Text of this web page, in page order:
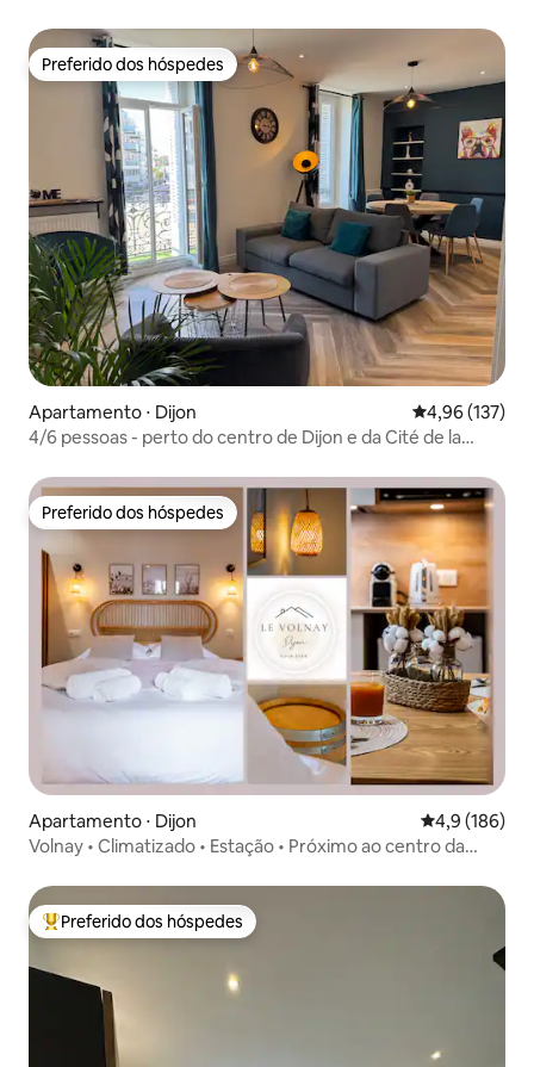
Preferido dos hóspedes
Preferido dos hóspedes
Apartamento ⋅ Dijon 4,96 de uma
4,96 (137)
4/6 pessoas - perto do centro de Dijon e da Cité de la
Preferido dos hóspedes
Preferido dos hóspedes
Apartamento ⋅ Dijon 4,9 de uma
4,9 (186)
Volnay • Climatizado • Estação • Próximo ao centro da
Entre os melhores preferidos dos hóspedes
Preferido dos hóspedes